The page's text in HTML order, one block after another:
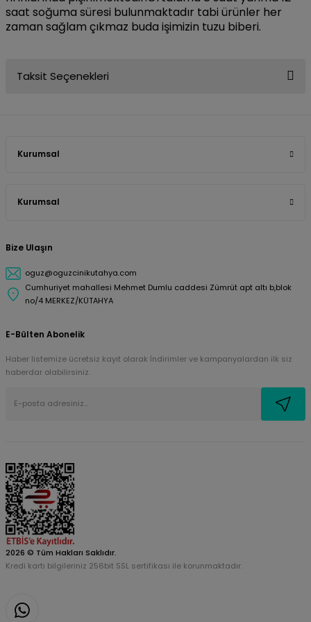
saat soğuma süresi bulunmaktadır tabi ürünler her
zaman sağlam çıkmaz buda işimizin tuzu biberi.
Taksit Seçenekleri
Kurumsal
Kurumsal
Bize Ulaşın
oguz@oguzcinikutahya.com
Cumhuriyet mahallesi Mehmet Dumlu caddesi Zümrüt apt altı b,blok
no/4 MERKEZ/KÜTAHYA
E-Bülten Abonelik
Haber listemize ücretsiz kayıt olarak İndirimler ve kampanyalardan ilk siz
haberdar olabilirsiniz.
2026 © Tüm Hakları Saklıdır.
Kredi kartı bilgileriniz 256bit SSL sertifikası ile korunmaktadır.